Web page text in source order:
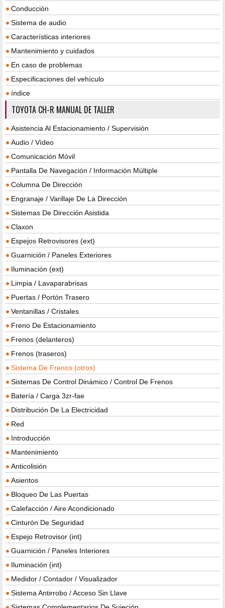
Conducción
Sistema de audio
Características interiores
Mantenimiento y cuidados
En caso de problemas
Especificaciones del vehículo
índice
TOYOTA CH-R MANUAL DE TALLER
Asistencia Al Estacionamiento / Supervisión
Audio / Vídeo
Comunicación Móvil
Pantalla De Navegación / Información Múltiple
Columna De Dirección
Engranaje / Varillaje De La Dirección
Sistemas De Dirección Asistida
Claxon
Espejos Retrovisores (ext)
Guarnición / Paneles Exteriores
Iluminación (ext)
Limpia / Lavaparabrisas
Puertas / Portón Trasero
Ventanillas / Cristales
Freno De Estacionamiento
Frenos (delanteros)
Frenos (traseros)
Sistema De Frenos (otros)
Sistemas De Control Dinámico / Control De Frenos
Batería / Carga 3zr-fae
Distribución De La Electricidad
Red
Introducción
Mantenimiento
Anticolisión
Asientos
Bloqueo De Las Puertas
Calefacción / Aire Acondicionado
Cinturón De Seguridad
Espejo Retrovisor (int)
Guarnición / Paneles Interiores
Iluminación (int)
Medidor / Contador / Visualizador
Sistema Antirrobo / Acceso Sin Llave